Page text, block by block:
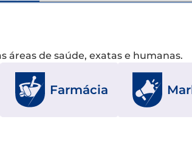
áreas de saúde, exatas e humanas.
Farmácia